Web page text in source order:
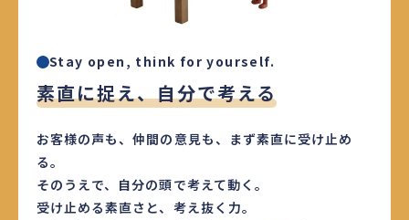
Stay open, think for yourself.
素直に捉え、自分で考える
お客様の声も、仲間の意見も、まず素直に受け止め
る。
そのうえで、自分の頭で考えて動く。
受け止める素直さと、考え抜く力。